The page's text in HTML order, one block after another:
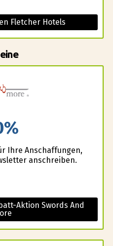
Fletcher Hotels
Ihre Anschaffungen,
anschreiben.
Aktion Swords And